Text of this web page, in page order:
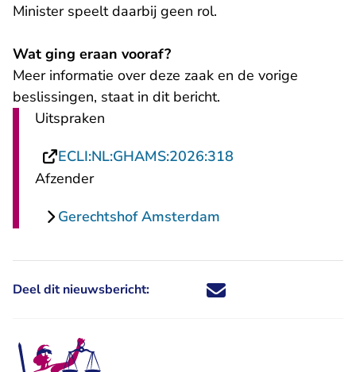
Minister speelt daarbij geen rol.
Wat ging eraan vooraf?
Meer informatie over deze zaak en de vorige
beslissingen, staat in dit bericht- U verlaat
.
Uitspraken
ECLI:NL:GHAMS:2026:318
Afzender
Gerechtshof Amsterdam
Deel dit nieuwsbericht: Deel dit nieuwsbericht via X -
Deel dit nieuwsbericht via
Deel dit nieuwsbericht
Deel dit